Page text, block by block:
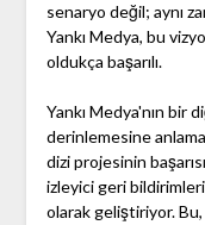
senaryo değil; aynı
Yankı Medya, bu
oldukça başarılı.
Yankı Medya'nın bir
derinlemesine
dizi projesinin
izleyici geri
olarak geliştiriyor.